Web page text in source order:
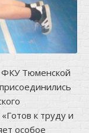
Тюменской
к труду и
особое